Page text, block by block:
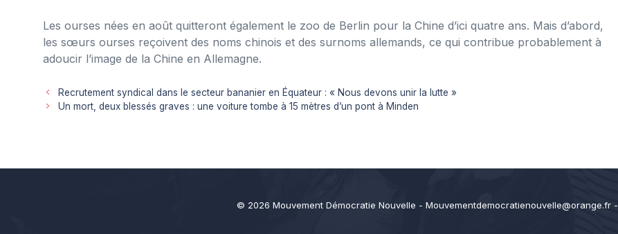
Les ourses nées en août quitteront également le zoo de Berlin pour la Chine d’ici quatre ans. Mais d’abord,
les sœurs ourses reçoivent des noms chinois et des surnoms allemands, ce qui contribue probablement à
adoucir l’image de la Chine en Allemagne.
Recrutement syndical dans le secteur bananier en Équateur : « Nous devons unir la lutte »
Un mort, deux blessés graves : une voiture tombe à 15 mètres d’un pont à Minden
© 2026 Mouvement Démocratie Nouvelle - Mouvementdemocratienouvelle@orange.fr-